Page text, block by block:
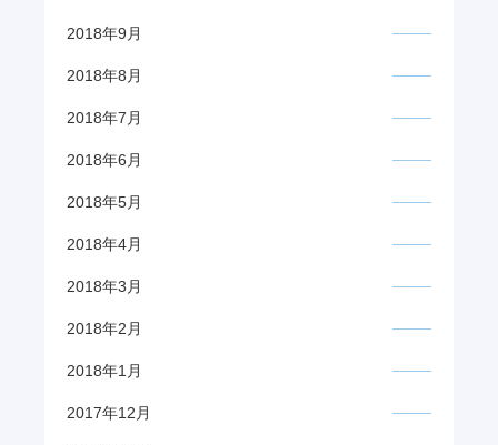
2018年9月
2018年8月
2018年7月
2018年6月
2018年5月
2018年4月
2018年3月
2018年2月
2018年1月
2017年12月